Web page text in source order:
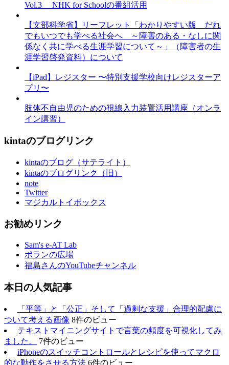
Vol.3 NHK for Schoolの番組活用
【文部科学省】リーフレット「わかりやすい版 だれ
でもいつでも学べる社会へ ～障害のある・なしに関
係なく共に学べる生涯学習について～」（障害者の生
涯学習啓発資料）について
【iPad】レジスター 〜特別支援学校向けレジスターア
プリ〜
肢体不自由児のための視線入力装置活用講座（オンラ
イン講習）
kintaのブログリンク
kintaのブログ（サテライト）
kintaのブログリンク（旧）
note
Twitter
マジカルトイボックス
お勧めリンク
Sam's e-AT Lab
ポランの広場
福島さんのYouTubeチャンネル
本日の人気記事
「平等」と「公正」そして「過剰な支援」合理的配慮に
ついて考える画像 8件のビュー
テキストマイニングサイトで言葉の頻度を可視化してみ
ました。
7件のビュー
iPhoneのスイッチコントロールとレシピを使ってマクロ
的な動作をさせる方法 6件のビュー